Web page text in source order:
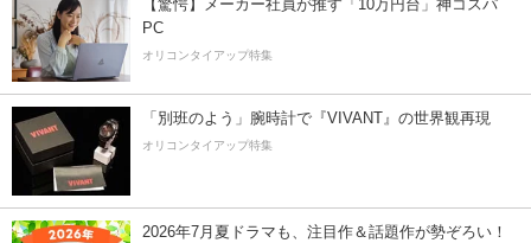
【驚愕】メーカー社員が推す「10万円台」神コスパ
PC
オリコンタイアップ特集
「別班のよう」腕時計で『VIVANT』の世界観再現
オリコンタイアップ特集
2026年7月夏ドラマも、注目作＆話題作が勢ぞろい！